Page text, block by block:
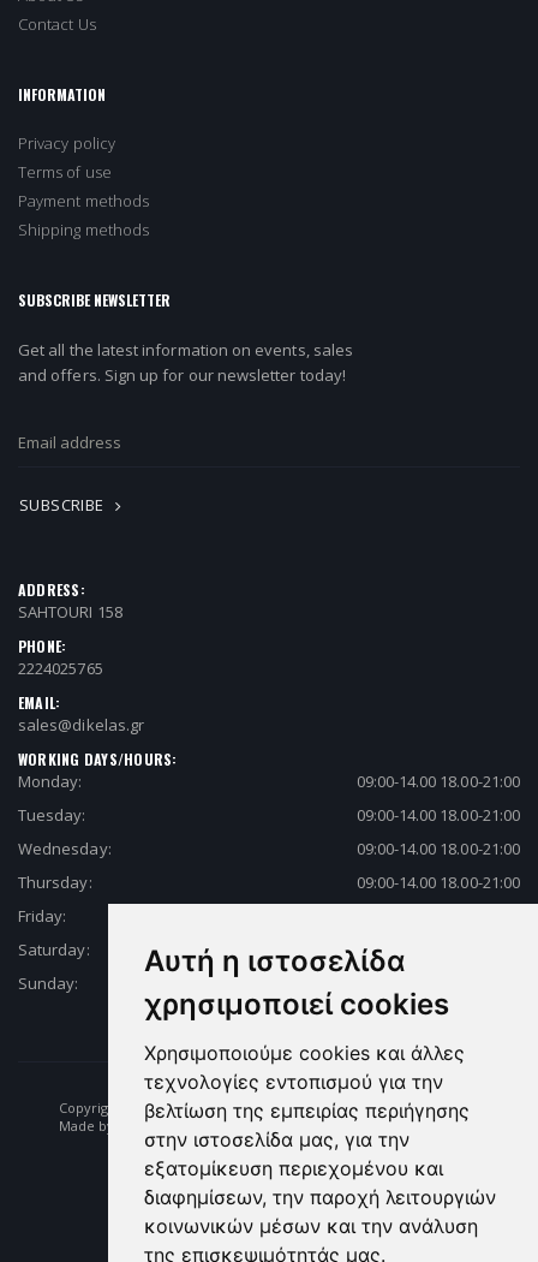
Αυτή η ιστοσελίδα
χρησιμοποιεί cookies
Χρησιμοποιούμε cookies και άλλες
τεχνολογίες εντοπισμού για την
βελτίωση της εμπειρίας περιήγησης
στην ιστοσελίδα μας, για την
εξατομίκευση περιεχομένου και
διαφημίσεων, την παροχή λειτουργιών
κοινωνικών μέσων και την ανάλυση
της επισκεψιμότητάς μας.
Contact Us
INFORMATION
Privacy policy
Terms of use
Payment methods
Shipping methods
SUBSCRIBE NEWSLETTER
Get all the latest information on events, sales
and offers. Sign up for our newsletter today!
SUBSCRIBE
ADDRESS:
SAHTOURI 158
PHONE:
2224025765
EMAIL:
sales@dikelas.gr
WORKING DAYS/HOURS:
Monday:
09:00-14.00 18.00-21:00
Tuesday:
09:00-14.00 18.00-21:00
Wednesday:
09:00-14.00 18.00-21:00
Thursday:
09:00-14.00 18.00-21:00
Friday:
Saturday:
09:00-14.00 18.00-21:00
Sunday:
Copyright © 2026 Fishing | Diving | Fishing Equipment - Dikelas.gr
Made by: e-biz.gr